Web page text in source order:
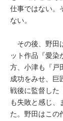
仕事ではない。
ない。
その後、野田
ット作品『愛染
方、小津も『戸
成功をみせ、巨
戦後に監督した
も失敗と感じ、
た。野田はこの